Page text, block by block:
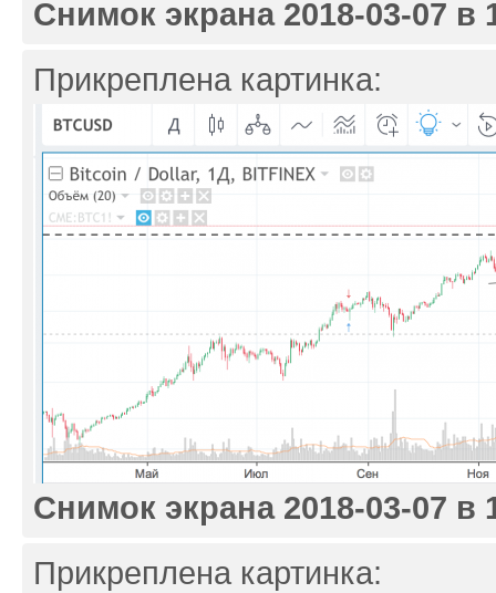
Снимок экрана 2018-03-07 в
Прикреплена картинка:
Снимок экрана 2018-03-07 в
Прикреплена картинка: